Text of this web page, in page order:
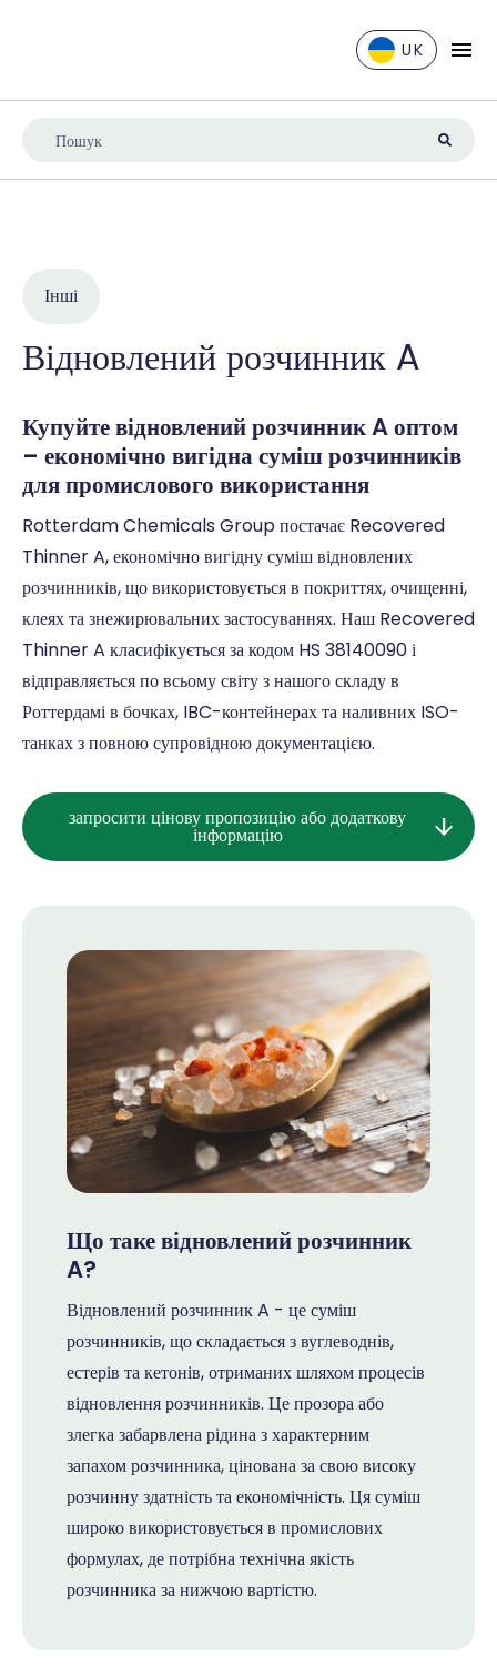
UK
Інші
Відновлений розчинник A
Купуйте відновлений розчинник A оптом
– економічно вигідна суміш розчинників
для промислового використання
Rotterdam Chemicals Group постачає Recovered
Thinner A, економічно вигідну суміш відновлених
розчинників, що використовується в покриттях, очищенні,
клеях та знежирювальних застосуваннях. Наш Recovered
Thinner A класифікується за кодом HS 38140090 і
відправляється по всьому світу з нашого складу в
Роттердамі в бочках, IBC-контейнерах та наливних ISO-
танках з повною супровідною документацією.
запросити цінову пропозицію або додаткову
інформацію
Що таке відновлений розчинник
A?
Відновлений розчинник A - це суміш
розчинників, що складається з вуглеводнів,
естерів та кетонів, отриманих шляхом процесів
відновлення розчинників. Це прозора або
злегка забарвлена рідина з характерним
запахом розчинника, цінована за свою високу
розчинну здатність та економічність. Ця суміш
широко використовується в промислових
формулах, де потрібна технічна якість
розчинника за нижчою вартістю.